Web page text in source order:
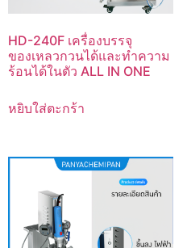
HD-240F เครื่องบรรจุ
ของเหลวกวนได้และทำความ
ร้อนได้ในตัว ALL IN ONE
หยิบใส่ตะกร้า